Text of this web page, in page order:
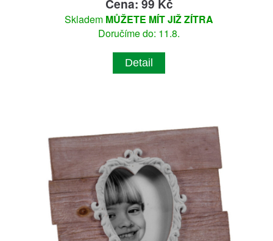
Cena: 99 Kč
Skladem MŮŽETE MÍT JIŽ ZÍTRA
Doručíme do: 11.8.
Detail